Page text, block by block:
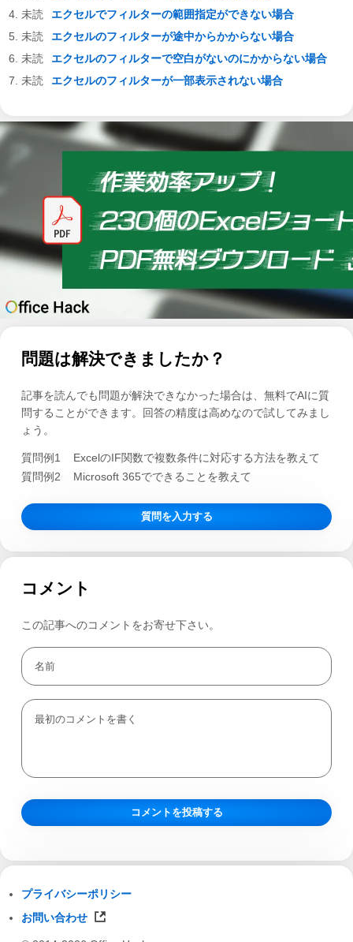
エクセルでフィルターの範囲指定ができない場合
エクセルのフィルターが途中からかからない場合
エクセルのフィルターで空白がないのにかからない場合
エクセルのフィルターが一部表示されない場合
問題は解決できましたか？
記事を読んでも問題が解決できなかった場合は、無料でAIに質
問することができます。回答の精度は高めなので試してみまし
ょう。
質問例1
ExcelのIF関数で複数条件に対応する方法を教えて
質問例2
Microsoft 365でできることを教えて
質問を入力する
コメント
この記事へのコメントをお寄せ下さい。
プライバシーポリシー
お問い合わせ